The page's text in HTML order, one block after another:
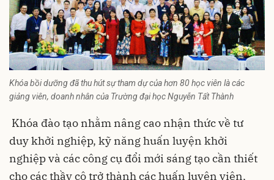
Khóa bồi dưỡng đã thu hút sự tham dự của hơn 80 học viên là các
giảng viên, doanh nhân của Trường đại học Nguyễn Tất Thành
Khóa đào tạo nhằm nâng cao nhận thức về tư
duy khởi nghiệp, kỹ năng huấn luyện khởi
nghiệp và các công cụ đổi mới sáng tạo cần thiết
cho các thầy cô trở thành các huấn luyện viên,